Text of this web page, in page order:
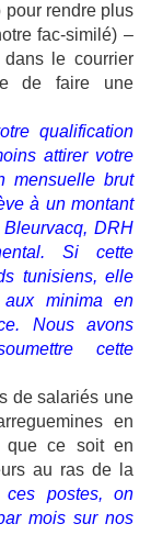
pour rendre plus
fac-similé) –
le courrier
de faire une
qualification
attirer votre
mensuelle brut
à un montant
DRH
Si cette
tunisiens, elle
aux minima en
Nous avons
cette
de salariés une
en
que ce soit en
au ras de la
ces postes, on
mois sur nos